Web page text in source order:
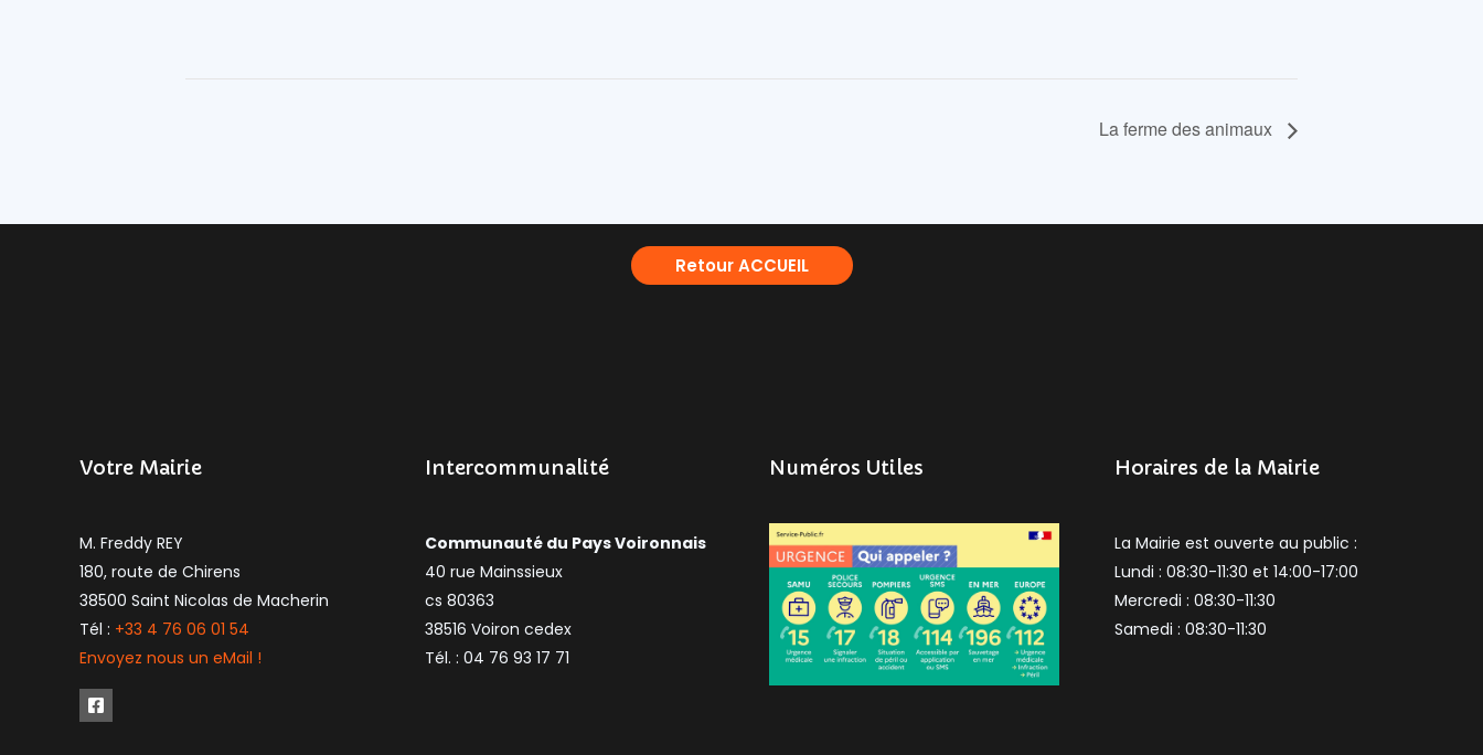
La ferme des animaux
Retour ACCUEIL
Votre Mairie
M. Freddy REY
180, route de Chirens
38500 Saint Nicolas de Macherin
Tél : +33 4 76 06 01 54
Envoyez nous un eMail !
Intercommunalité
Communauté du Pays Voironnais
40 rue Mainssieux
cs 80363
38516 Voiron cedex
Tél. : 04 76 93 17 71
Numéros Utiles Horaires de la Mairie
La Mairie est ouverte au public :
Lundi : 08:30-11:30 et 14:00-17:00
Mercredi : 08:30-11:30
Samedi : 08:30-11:30